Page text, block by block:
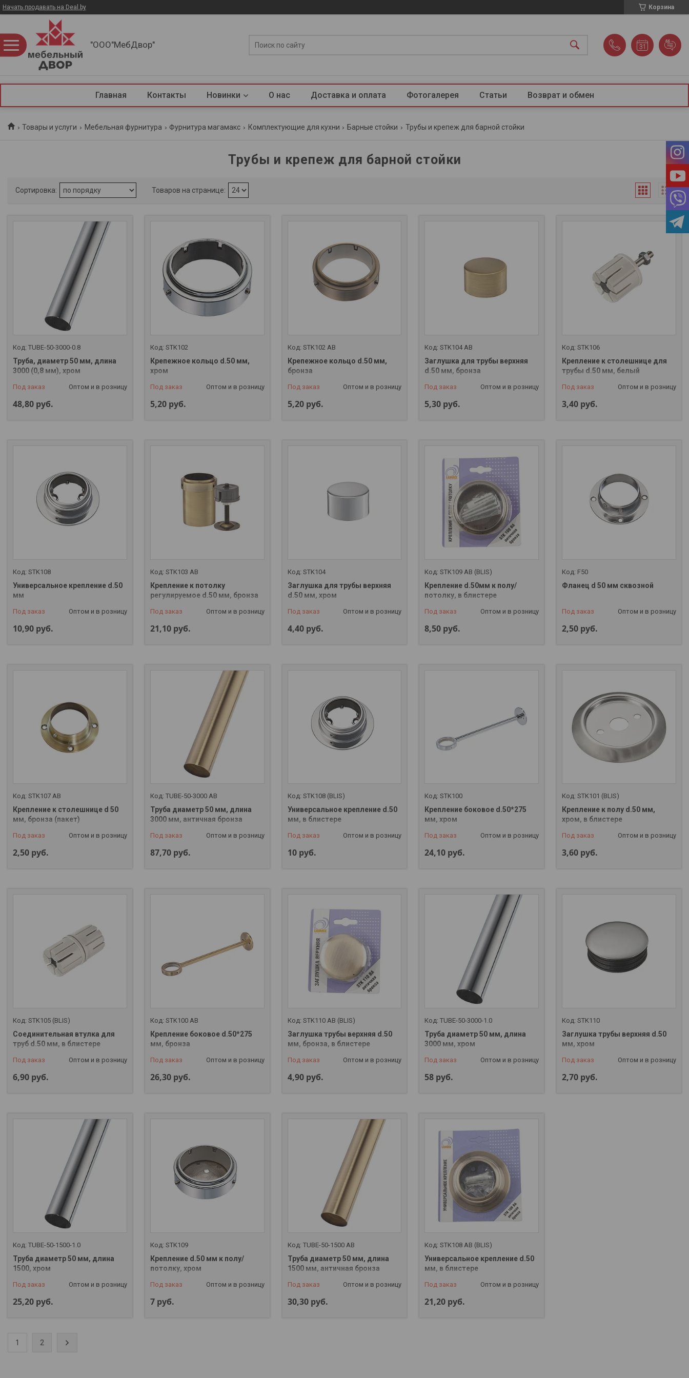
Начать продавать на Deal.by Корзина
"ООО"МебДвор"
Главная Контакты Новинки О нас Доставка и оплата Фотогалерея Статьи Возврат и обмен
Товары и услуги Мебельная фурнитура Фурнитура магамакс Комплектующие для кухни Барные стойки Трубы и крепеж для барной стойки
Трубы и крепеж для барной стойки
TUBE-50-3000-0.8
Труба, диаметр 50 мм, длина
3000 (0,8 мм), хром
Под заказ Оптом и в розницу
48,80 руб.
STK102
Крепежное кольцо d.50 мм,
хром
Под заказ Оптом и в розницу
5,20 руб.
STK102 AB
Крепежное кольцо d.50 мм,
бронза
Под заказ Оптом и в розницу
5,20 руб.
STK104 AB
Заглушка для трубы верхняя
d.50 мм, бронза
Под заказ Оптом и в розницу
5,30 руб.
STK106
Крепление к столешнице для
трубы d.50 мм, белый
Под заказ Оптом и в розницу
3,40 руб.
STK108
Универсальное крепление d.50
мм
Под заказ Оптом и в розницу
10,90 руб.
STK103 AB
Крепление к потолку
регулируемое d.50 мм, бронза
Под заказ Оптом и в розницу
21,10 руб.
STK104
Заглушка для трубы верхняя
d.50 мм, хром
Под заказ Оптом и в розницу
4,40 руб.
STK109 AB (BLIS)
Крепление d.50мм к полу/
потолку, в блистере
Под заказ Оптом и в розницу
8,50 руб.
F50
Фланец d 50 мм сквозной
Под заказ Оптом и в розницу
2,50 руб.
STK107 AB
Крепление к столешнице d 50
мм, бронза (пакет)
Под заказ Оптом и в розницу
2,50 руб.
TUBE-50-3000 AB
Труба диаметр 50 мм, длина
3000 мм, античная бронза
Под заказ Оптом и в розницу
87,70 руб.
STK108 (BLIS)
Универсальное крепление d.50
мм, в блистере
Под заказ Оптом и в розницу
10 руб.
STK100
Крепление боковое d.50*275
мм, хром
Под заказ Оптом и в розницу
24,10 руб.
STK101 (BLIS)
Крепление к полу d.50 мм,
хром, в блистере
Под заказ Оптом и в розницу
3,60 руб.
STK105 (BLIS)
Соединительная втулка для
труб d.50 мм, в блистере
Под заказ Оптом и в розницу
6,90 руб.
STK100 AB
Крепление боковое d.50*275
мм, бронза
Под заказ Оптом и в розницу
26,30 руб.
STK110 AB (BLIS)
Заглушка трубы верхняя d.50
мм, бронза, в блистере
Под заказ Оптом и в розницу
4,90 руб.
TUBE-50-3000-1.0
Труба диаметр 50 мм, длина
3000 мм, хром
Под заказ Оптом и в розницу
58 руб.
STK110
Заглушка трубы верхняя d.50
мм, хром
Под заказ Оптом и в розницу
2,70 руб.
TUBE-50-1500-1.0
Труба диаметр 50 мм, длина
1500, хром
Под заказ Оптом и в розницу
25,20 руб.
STK109
Крепление d.50 мм к полу/
потолку, хром
Под заказ Оптом и в розницу
7 руб.
TUBE-50-1500 AB
Труба диаметр 50 мм, длина
1500 мм, античная бронза
Под заказ Оптом и в розницу
30,30 руб.
STK108 AB (BLIS)
Универсальное крепление d.50
мм, в блистере
Под заказ Оптом и в розницу
21,20 руб.
1 2